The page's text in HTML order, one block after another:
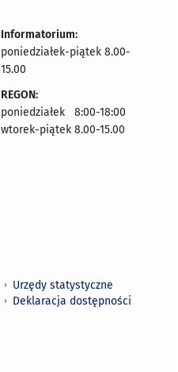
Informatorium:
poniedziałek-piątek 8.00-
15.00
REGON:
poniedziałek 8:00-18:00
wtorek-piątek 8.00-15.00
Urzędy statystyczne
Deklaracja dostępności